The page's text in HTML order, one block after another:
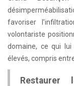
favoriser
volontariste
domaine, ce qui lui
élevés, compris
Restaurer